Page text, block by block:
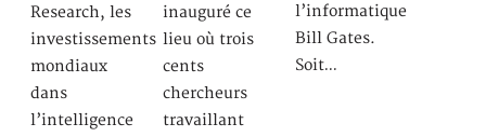
Research, les
investissements
mondiaux
dans
l’intelligence
inauguré ce
lieu où trois
cents
chercheurs
travaillant
l’informatique
Bill Gates.
Soit…